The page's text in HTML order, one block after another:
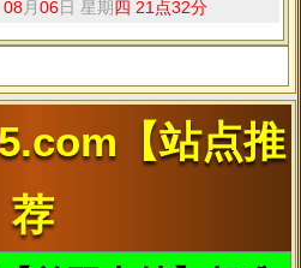
喝水、多喝汤，多吃水果，当然
肤的光滑细腻也有帮助。另外，夏